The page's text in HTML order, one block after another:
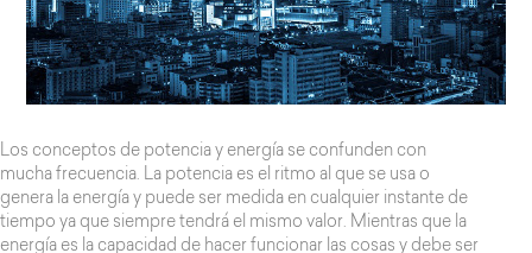
Los conceptos de potencia y energía se confunden con
mucha frecuencia. La potencia es el ritmo al que se usa o
genera la energía y puede ser medida en cualquier instante de
tiempo ya que siempre tendrá el mismo valor. Mientras que la
energía es la capacidad de hacer funcionar las cosas y debe ser